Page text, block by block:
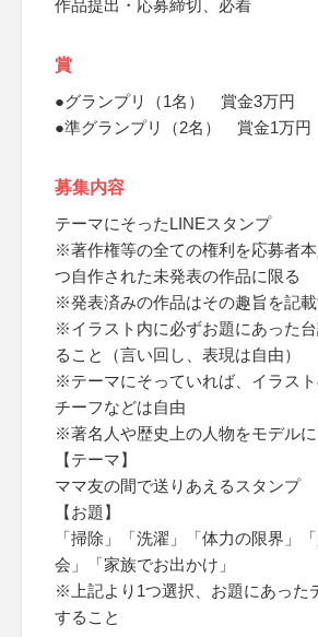
作品提出・応募締切、必着
賞
●グランプリ（1名） 賞金3万円
●準グランプリ（2名） 賞金1万円
募集内容
テーマにそったLINEスタンプ
※著作権等の全ての権利を応募者
つ自作された未発表の作品に限る
※発表済みの作品はその趣旨を記載
※イラスト内に必ずお題にあった台
ること（言い回し、表現は自由）
※テーマにそっていれば、イラス
チーフなどは自由
※著名人や歴史上の人物をモデル
【テーマ】
ママ友の間で送りあえるスタンプ
【お題】
「掃除」「洗濯」「体力の限界」
会」「家族でお出かけ」
※上記より1つ選択、お題にあった
すること